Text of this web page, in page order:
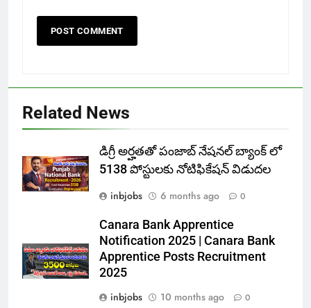
Related News
డిగ్రీ అర్హతతో పంజాబ్ నేషనల్ బ్యాంక్ లో
5138 పోస్టులకు నోటిఫికేషన్ విడుదల
inbjobs
6 months ago 0
Canara Bank Apprentice
Notification 2025 | Canara Bank
Apprentice Posts Recruitment
2025
inbjobs
10 months ago 0